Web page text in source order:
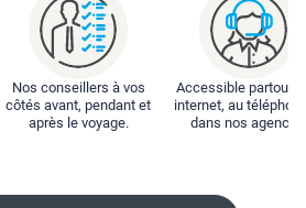
Nos conseillers à vos
côtés avant, pendant et
après le voyage.
Accessible partout :
internet, au
dans nos